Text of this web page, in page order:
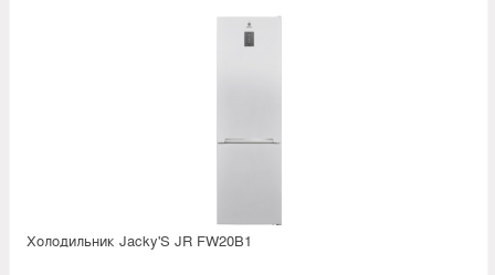
Холодильник Jacky'S JR FW20B1